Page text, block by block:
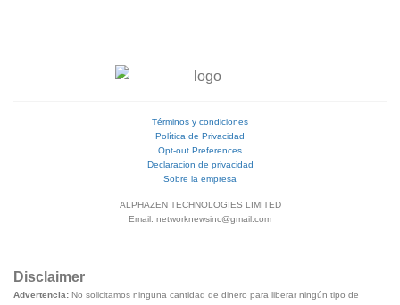
Términos y condiciones
Política de Privacidad
Opt-out Preferences
Declaracion de privacidad
Sobre la empresa
ALPHAZEN TECHNOLOGIES LIMITED
Email: networknewsinc@gmail.com
Disclaimer
Advertencia: No solicitamos ninguna cantidad de dinero para liberar ningún tipo de